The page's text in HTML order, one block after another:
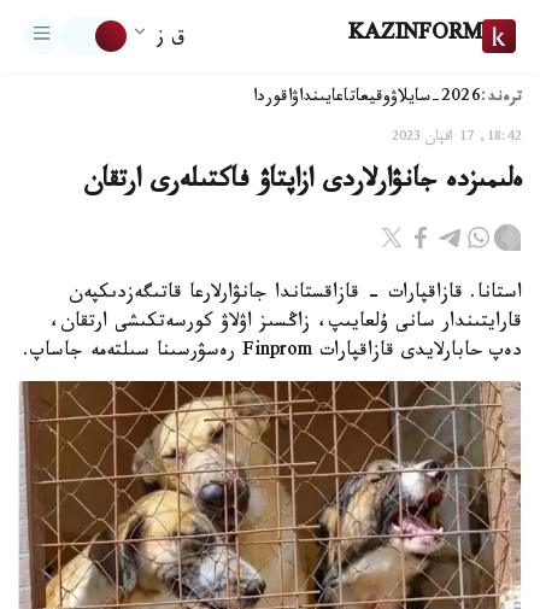
KAZINFORM ق ز
ترەند:2026-سايلاۋ وقيعاتاعايىنداۋاقوردا
18:42, 17 اقپان 2023
ەلىمىزدە جانۋارلاردى ازاپتاۋ فاكتىلەرى ارتقان
استانا. قازاقپارات - قازاقستاندا جانۋارلارعا قاتىگەزدىكپەن
قارايتىندار سانى ۇلعايىپ، زاڭسىز اۋلاۋ كورسەتكىشى ارتقان،
دەپ حابارلايدى قازاقپارات Finprom رەسۋرسىنا سىلتەمە جاساپ.